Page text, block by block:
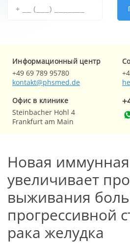
Информационный центр
+49 69 789 95780
kontakt@phsmed.de
Офис в клинике
Steinbacher Hohl 4
Frankfurt am Main
Новая
увеличивает
выживания
прогрессивной
рака желудка